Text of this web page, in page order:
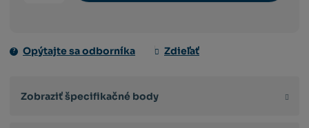
Opýtajte sa odborníka Zdieľať
Zobraziť špecifikačné body